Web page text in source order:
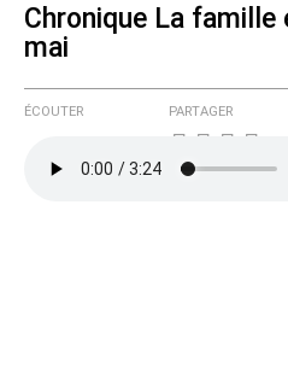
Chronique La famille
mai
ÉCOUTER PARTAGER